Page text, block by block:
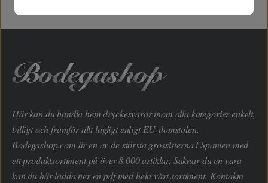
Här kan du handla hem dryckesvaror inom alla kategorier enkelt,
billigt och framför allt lagligt enligt EU-domstolen.
Bodegashop.com är en av de största grossisterna i Spanien med
ett produktsortiment på över 8.000 artiklar. Saknar du en vara
kan du här ladda ner en pdf med hela vårt sortiment. Kontakta